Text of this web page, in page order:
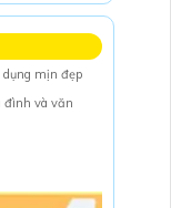
mịn đẹp
đình và văn